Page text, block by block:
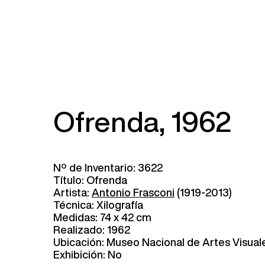
Ofrenda, 1962
Nº de Inventario: 3622
Título: Ofrenda
Artista: Antonio Frasconi (1919-2013)
Técnica: Xilografía
Medidas: 74 x 42 cm
Realizado: 1962
Ubicación: Museo Nacional de Artes
Exhibición: No